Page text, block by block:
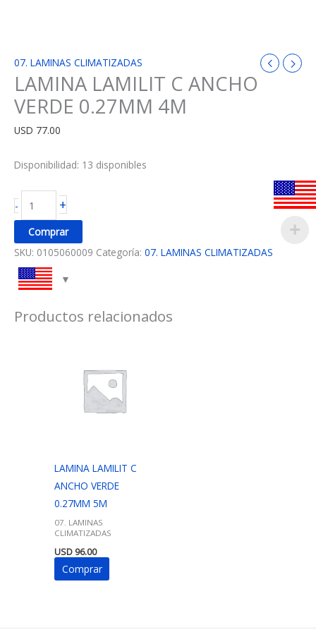
07. LAMINAS CLIMATIZADAS
LAMINA LAMILIT C ANCHO
VERDE 0.27MM 4M
USD 77.00
Disponibilidad: 13 disponibles
- +
Comprar
SKU: 0105060009 Categoría: 07. LAMINAS CLIMATIZADAS
Productos relacionados
LAMINA LAMILIT C
ANCHO VERDE
0.27MM 5M
07. LAMINAS
CLIMATIZADAS
USD 96.00
Comprar